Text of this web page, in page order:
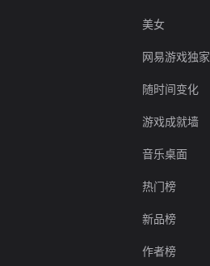
美女
网易游戏独家
随时间变化
游戏成就墙
音乐桌面
热门榜
新品榜
作者榜